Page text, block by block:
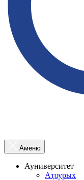
Аменю
Ауниверситет
Аҭоурых